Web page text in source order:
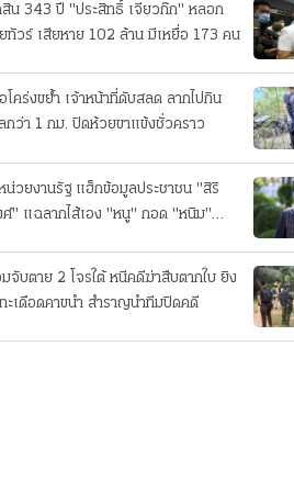
น 343 ปี "ประสิทธิ์ เจียวก๊ก" หลอก
ทัวร์ เสียหาย 102 ล้าน มีเหยื่อ 173 คน
โคร่งขย้ำ เจ้าหน้าที่ดับสลด ลากไปกิน
กว่า 1 กม. ปิดห้วยขาแข้งชั่วคราว
น่วยงานรัฐ แฮ็กข้อมูลประชาชน "สิริ
" แฉลากไส้เอง "หนู" กอด "หนิม"
จับตาย 2 โจรใต้ หนีคดีฆ่าสืบตากใบ ยิง
ะเดือดคาขนำ สำราญนำทีมปิดคดี